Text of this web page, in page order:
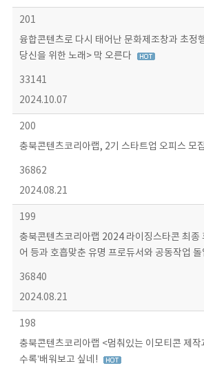
201
융합콘텐츠로 다시 태어난 문화제조창과 초정
당신을 위한 노래> 막 오른다
33141
2024.10.07
200
충북콘텐츠코리아랩, 2기 스타트업 오피스 모
36862
2024.08.21
199
충북콘텐츠코리아랩 2024 라이징스타콘 최종
어 등과 호흡맞춘 유명 프로듀서와 공동작업 돌
36840
2024.08.21
198
충북콘텐츠코리아랩 <멈춰있는 이모티콘 제작
수록’배워보고 싶네!